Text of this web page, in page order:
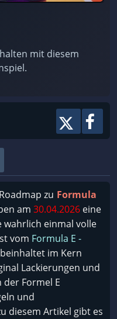
mit diesem
zu Formula
am 30.04.2026 eine
einmal volle
vom Formula E -
im Kern
Lackierungen und
Formel E
und
diesem Artikel gibt es